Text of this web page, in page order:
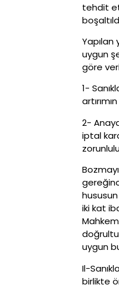
tehdit
uygun
göre
1-
2-
iptal
iki kat
uygun
Il-
birlikte